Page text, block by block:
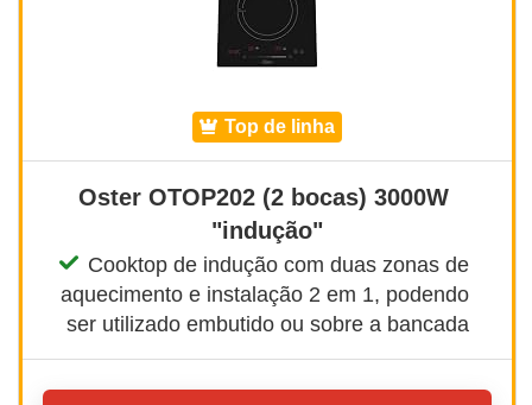
top de linha
Oster OTOP202 (2 bocas) 3000W
"indução"
Cooktop de indução com duas zonas de
aquecimento e instalação 2 em 1, podendo
ser utilizado embutido ou sobre a bancada